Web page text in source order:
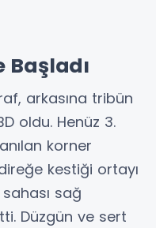
arkasına tribün
oldu. Henüz 3.
korner
kestiği ortayı
sağ
Düzgün ve sert